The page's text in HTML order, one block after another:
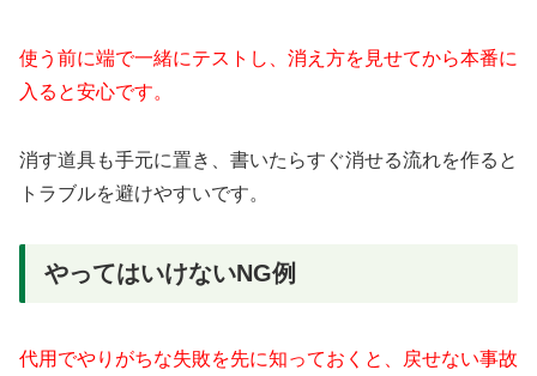
使う前に端で一緒にテストし、消え方を見せてから本番に
入ると安心です。
消す道具も手元に置き、書いたらすぐ消せる流れを作ると
トラブルを避けやすいです。
やってはいけないNG例
代用でやりがちな失敗を先に知っておくと、戻せない事故